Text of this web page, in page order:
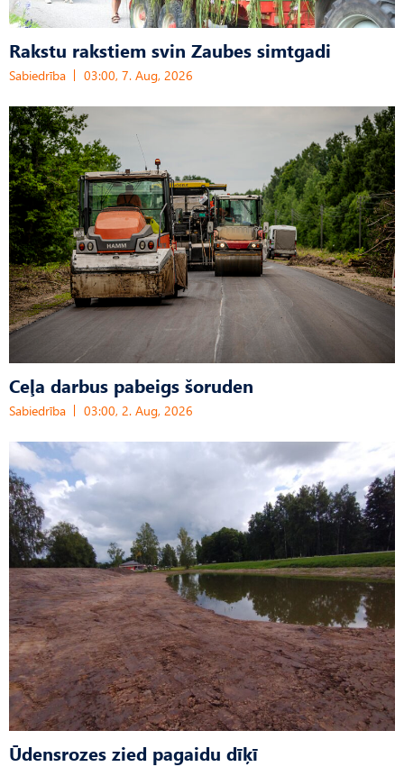
Rakstu rakstiem svin Zaubes simtgadi
Sabiedrība 03:00, 7. Aug, 2026
Ceļa darbus pabeigs šoruden
Sabiedrība 03:00, 2. Aug, 2026
Ūdensrozes zied pagaidu dīķī